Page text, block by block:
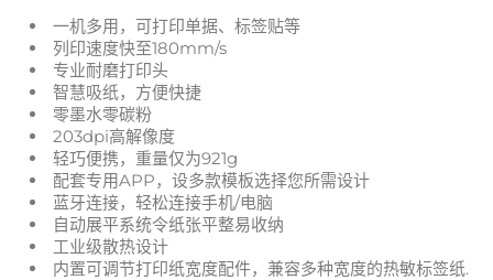
一机多用，可打印单据、标签贴等
列印速度快至180mm/s
专业耐磨打印头
智慧吸纸，方便快捷
零墨水零碳粉
203dpi高解像度
轻巧便携，重量仅为921g
配套专用APP，设多款模板选择您所需设计
蓝牙连接，轻松连接手机/电脑
自动展平系统令纸张平整易收纳
工业级散热设计
内置可调节打印纸宽度配件，兼容多种宽度的热敏标签纸.